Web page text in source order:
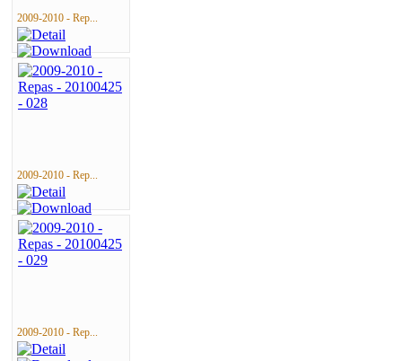
2009-2010 - Rep...
2009-2010 - Rep...
2009-2010 - Rep...